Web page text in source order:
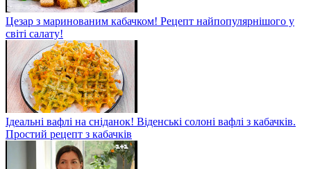
Цезар з маринованим кабачком! Рецепт найпопулярнішого у
світі салату!
Ідеальні вафлі на сніданок! Віденські солоні вафлі з кабачків.
Простий рецепт з кабачків